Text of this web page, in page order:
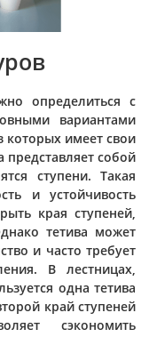
определиться с
вариантами
которых имеет свои
представляет собой
ступени. Такая
и устойчивость
края ступеней,
тетива может
и часто требует
В лестницах,
одна тетива
край ступеней
сэкономить